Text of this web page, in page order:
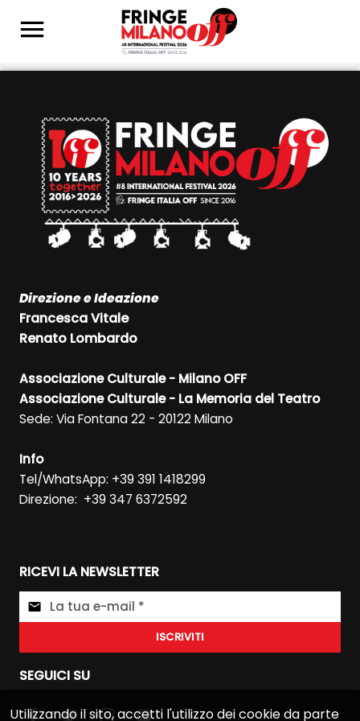
Direzione e Ideazione
Francesca Vitale
Renato Lombardo
Associazione Culturale - Milano OFF
Associazione Culturale - La Memoria del Teatro
Sede: Via Fontana 22 - 20122 Milano
Info
Tel/WhatsApp: +39 391 1418299
Direzione: +39 347 6372592
RICEVI LA NEWSLETTER
ISCRIVITI
SEGUICI SU
Utilizzando il sito, accetti l'utilizzo dei cookie da parte